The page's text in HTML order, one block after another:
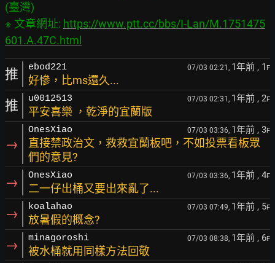
(臺灣)
※ 文章網址: https://www.ptt.cc/bbs/I-Lan/M.1751475
601.A.47C.html
推 ebod221 07/03 02:21, 1年前 , 1 F
好慘，比ms還久...
推 u0012513 07/03 02:31, 1年前 , 2F
平安喜樂 ，乾淨的宜蘭版
→
OnesXiao 07/03 03:36, 1年前 , 3F
直接禁政治文，救救宜蘭板吧，不如投票看板眾
們的意見?
→ OnesXiao 07/03 03:36, 1年前 , 4F
二一仔出桶又要出來亂了...
→ koalahao 07/03 07:49, 1年前 , 5F
放暑假的概念?
→ minagoroshi 07/03 08:38, 1年前 , 6F
被水桶就用同樣方法回敬